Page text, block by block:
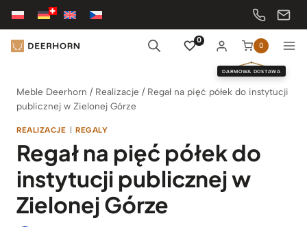
Przejdź
treści
0
0
DARMOWA DOSTAWA
Meble Deerhorn / Realizacje / Regał na pięć półek do instytucji
publicznej w Zielonej Górze
REALIZACJE | REGALY
Regał na pięć półek do
instytucji publicznej w
Zielonej Górze